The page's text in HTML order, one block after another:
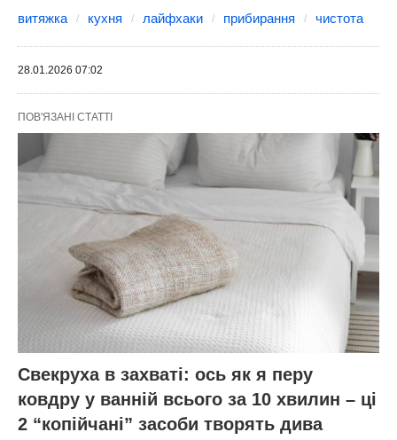
витяжка кухня лайфхаки прибирання чистота
28.01.2026 07:02
ПОВ'ЯЗАНІ СТАТТІ
Свекруха в захваті: ось як я перу
ковдру у ванній всього за 10 хвилин – ці
2 “копійчані” засоби творять дива